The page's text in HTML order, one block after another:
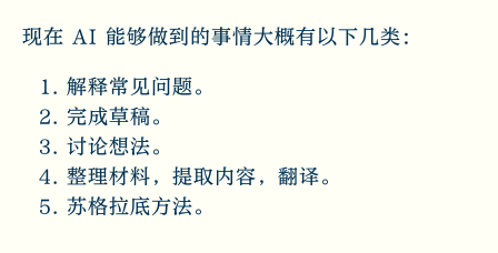
现在 AI 能够做到的事情大概有以下几类：
解释常见问题。
完成草稿。
讨论想法。
整理材料，提取内容，翻译。
苏格拉底方法。